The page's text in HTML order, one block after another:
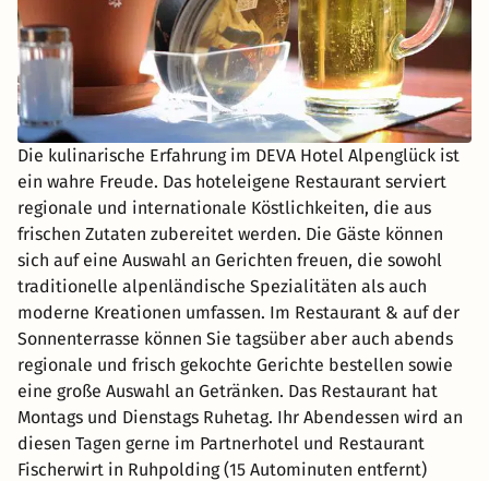
Die kulinarische Erfahrung im DEVA Hotel Alpenglück ist
ein wahre Freude. Das hoteleigene Restaurant serviert
regionale und internationale Köstlichkeiten, die aus
frischen Zutaten zubereitet werden. Die Gäste können
sich auf eine Auswahl an Gerichten freuen, die sowohl
traditionelle alpenländische Spezialitäten als auch
moderne Kreationen umfassen. Im Restaurant & auf der
Sonnenterrasse können Sie tagsüber aber auch abends
regionale und frisch gekochte Gerichte bestellen sowie
eine große Auswahl an Getränken. Das Restaurant hat
Montags und Dienstags Ruhetag. Ihr Abendessen wird an
diesen Tagen gerne im Partnerhotel und Restaurant
Fischerwirt in Ruhpolding (15 Autominuten entfernt)